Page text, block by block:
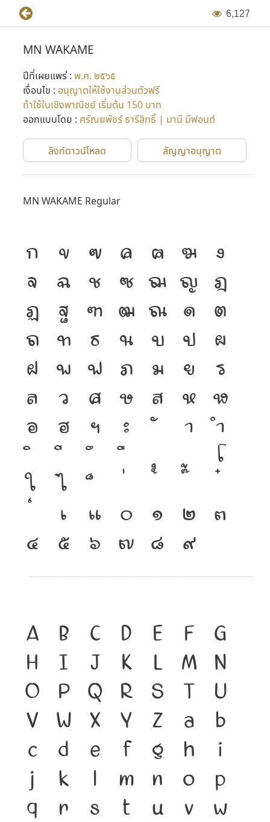
6,127
MN WAKAME
ปีที่เผยแพร่ : พ.ศ. ๒๕๖๕
เงื่อนไข : อนุญาตให้ใช้งานส่วนตัวฟรี
ถ้าใช้ในเชิงพาณิชย์ เริ่มต้น 150 บาท
ออกแบบโดย : ศรัณยพัชร์ ธารีสิทธิ์ | มานี มีฟอนต์
ลิงก์ดาวน์โหลด สัญญาอนุญาต
MN WAKAME Regular
ก ข ฃ ค ฅ ฆ
ง
จ
ฉ ช ซ ฌ ญ
ฎ
ฏ
ฐ ฑ ฒ ณ ด
ต
ถ
ท ธ น บ ป
ผ
ฝ
พ ฟ ภ ม ย
ร
ล
ว ศ ษ ส ห
ฬ
อ
ฮ ฯ ะ า
ำ
โ
ใ
ไ
เ
แ ๐ ๑ ๒
๓
๔
๕ ๖ ๗ ๘ ๙
A B C D E F
G
H
I J K L M
N
O
P Q R S T
U
V
W X Y Z a
b
c
d e f g h
i
j
k l m n o
p
q
r s t u v
w